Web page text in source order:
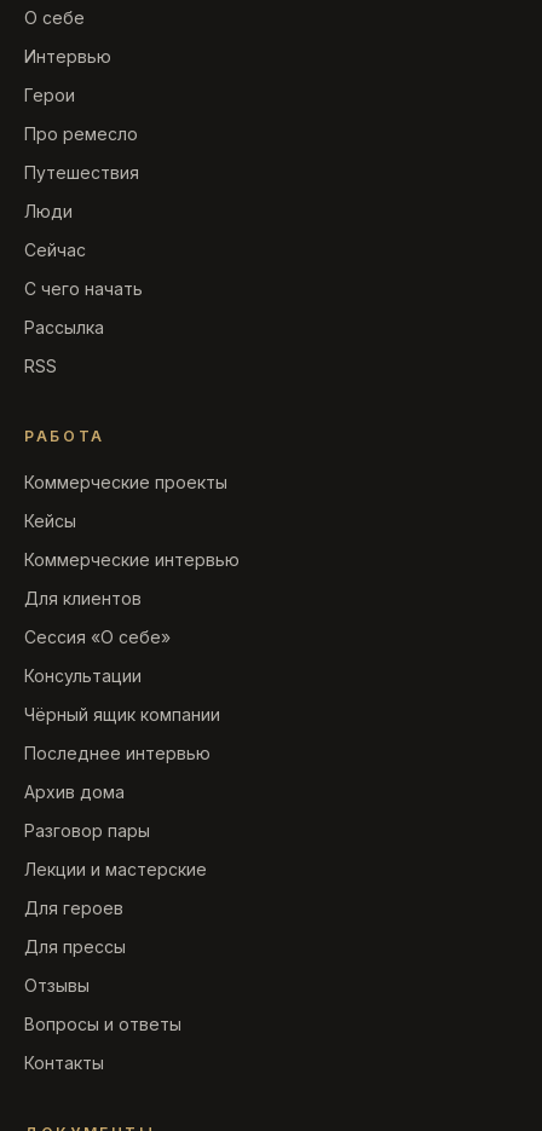
О себе
Интервью
Герои
Про ремесло
Путешествия
Люди
Сейчас
С чего начать
Рассылка
RSS
РАБОТА
Коммерческие проекты
Кейсы
Коммерческие интервью
Для клиентов
Сессия «О себе»
Консультации
Чёрный ящик компании
Последнее интервью
Архив дома
Разговор пары
Лекции и мастерские
Для героев
Для прессы
Отзывы
Вопросы и ответы
Контакты